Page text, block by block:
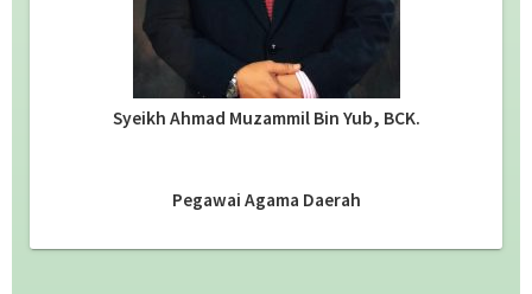
Syeikh Ahmad Muzammil Bin Yub, BCK.
Pegawai Agama Daerah